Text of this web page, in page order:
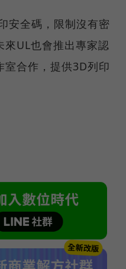
安全碼，限制沒有密
來UL也會推出專家認
室合作，提供3D列印